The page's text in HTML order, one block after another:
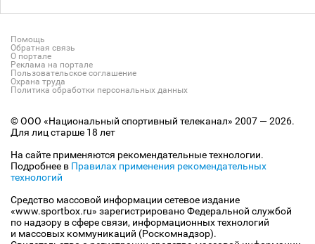
Помощь
Обратная связь
О портале
Реклама на портале
Пользовательское соглашение
Охрана труда
Политика обработки персональных данных
© ООО «Национальный спортивный телеканал» 2007 — 2026.
Для лиц старше 18 лет
На сайте применяются рекомендательные технологии.
Подробнее в Правилах применения рекомендательных
технологий
Средство массовой информации сетевое издание
«www.sportbox.ru» зарегистрировано Федеральной службой
по надзору в сфере связи, информационных технологий
и массовых коммуникаций (Роскомнадзор).